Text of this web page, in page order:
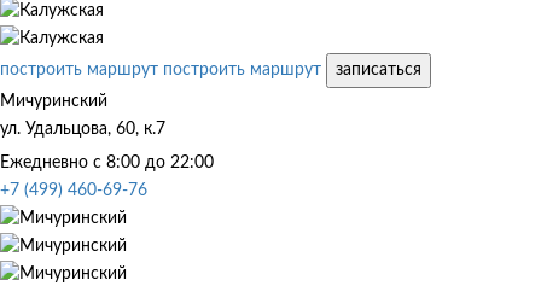
построить маршрут построить маршрут
записаться
Мичуринский
ул. Удальцова, 60, к.7
Ежедневно с 8:00 до 22:00
+7 (499) 460-69-76